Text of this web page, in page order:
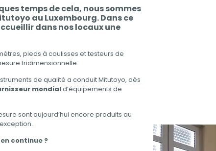
temps de cela, nous sommes
au Luxembourg. Dans ce
dans nos locaux une
pieds à coulisses et testeurs de
tridimensionnelle.
de qualité a conduit Mitutoyo, dès
mondiald’équipements de
sont aujourd’hui encore produits au
continue ?